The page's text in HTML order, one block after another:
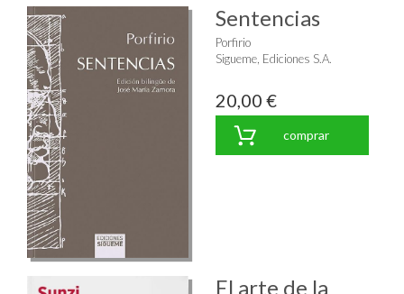
Sentencias
Porfirio
Sigueme, Ediciones S.A.
20,00 €
comprar
El arte de la